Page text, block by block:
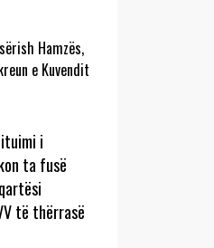
Hamzës,
e Kuvendit
i
ta fusë
të thërrasë